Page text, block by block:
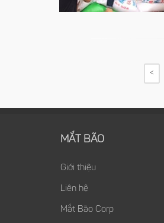
<
MẮT BÃO
Giới thiệu
Liên hệ
Mắt Bão Corp